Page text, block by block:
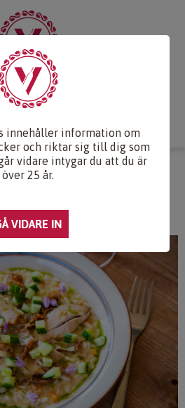
Druvlexikon
TV Om oss
RISOTTO MED
innehåller information om
och riktar sig till dig som
vidare intygar du att du är
över 25 år.